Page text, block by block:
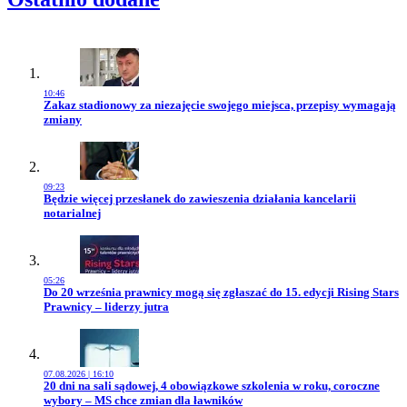
10:46
Przejdź do artykułu:
Zakaz stadionowy za niezajęcie swojego miejsca, przepisy wymagają
zmiany
09:23
Przejdź do artykułu:
Będzie więcej przesłanek do zawieszenia działania kancelarii
notarialnej
05:26
Przejdź do artykułu:
Do 20 września prawnicy mogą się zgłaszać do 15. edycji Rising Stars
Prawnicy – liderzy jutra
07.08.2026 | 16:10
Przejdź do artykułu:
20 dni na sali sądowej, 4 obowiązkowe szkolenia w roku, coroczne
wybory – MS chce zmian dla ławników